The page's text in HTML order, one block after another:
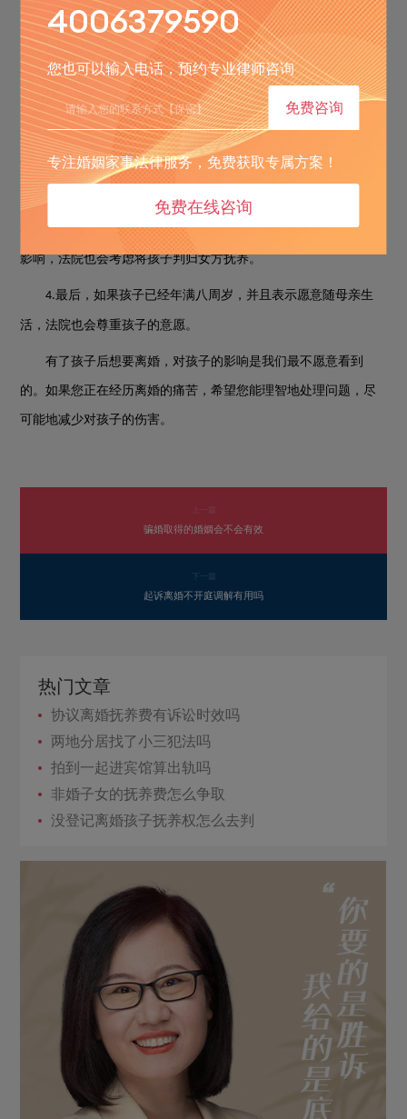
1.一般来说，两周岁以内的子女通常会判给母亲抚养，因为母
亲更能给孩子体贴和照顾。
2.如果孩子年龄超过两周岁，但女方已经做绝育手术，而男方
未做，且男方年龄与女方年龄差距不大，孩子判归女方的可能性
也会比较大。
此外，如果孩子一直随母亲生活，而改变生活环境对其成长
有较大影响，或者男方有不良嗜好等不良习惯对孩子成长有不利
影响，法院也会考虑将孩子判归女方抚养。
4.最后，如果孩子已经年满八周岁，并且表示愿意随母亲生
活，法院也会尊重孩子的意愿。
有了孩子后想要离婚，对孩子的影响是我们最不愿意看到
的。如果您正在经历离婚的痛苦，希望您能理智地处理问题，尽
可能地减少对孩子的伤害。
上一篇
骗婚取得的婚姻会不会有效
下一篇
起诉离婚不开庭调解有用吗
热门文章
协议离婚抚养费有诉讼时效吗
两地分居找了小三犯法吗
拍到一起进宾馆算出轨吗
非婚子女的抚养费怎么争取
没登记离婚孩子抚养权怎么去判
4006379590
您也可以输入电话，预约专业律师咨询
免费咨询
专注婚姻家事法律服务，免费获取专属方案！
免费在线咨询